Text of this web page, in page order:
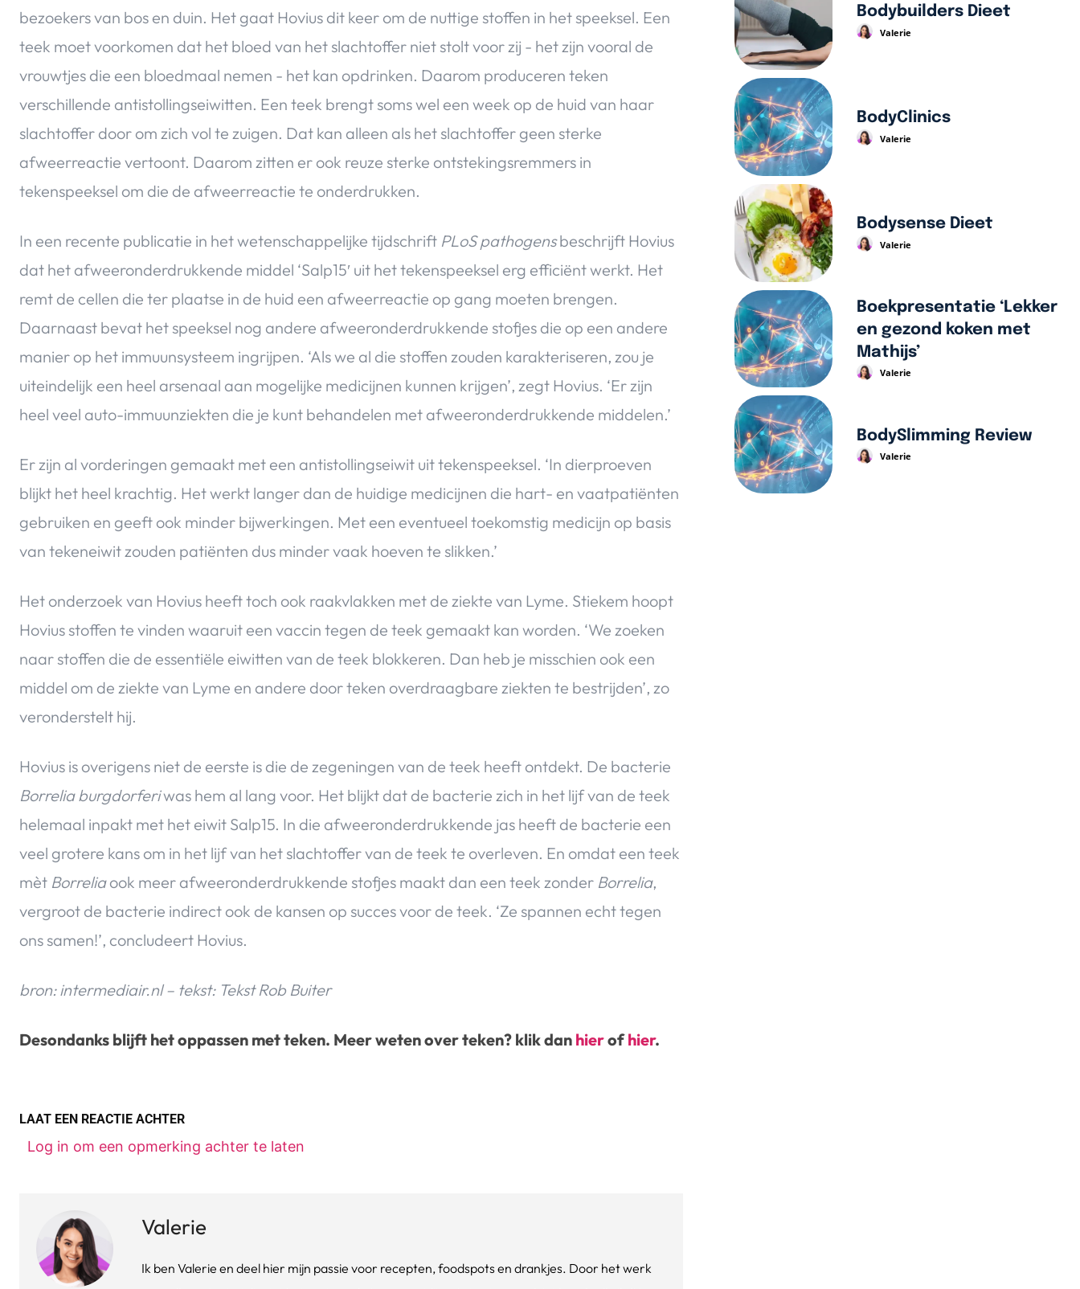
bezoekers van bos en duin. Het gaat Hovius dit keer om de nuttige stoffen in het speeksel. Een
teek moet voorkomen dat het bloed van het slachtoffer niet stolt voor zij -­ het zijn vooral de
vrouwtjes die een bloedmaal nemen ­- het kan opdrinken. Daarom produceren teken
verschillende antistollingseiwitten. Een teek brengt soms wel een week op de huid van haar
slachtoffer door om zich vol te zuigen. Dat kan alleen als het slachtoffer geen sterke
afweerreactie vertoont. Daarom zitten er ook reuze sterke ontstekingsremmers in
tekenspeeksel om die de afweerreactie te onderdrukken.
In een recente publicatie in het wetenschappelijke tijdschrift PLoS pathogensbeschrijft Hovius
dat het afweeronderdrukkende middel ‘Salp15′ uit het tekenspeeksel erg efficiënt werkt. Het
remt de cellen die ter plaatse in de huid een afweerreactie op gang moeten brengen.
Daarnaast bevat het speeksel nog andere afweeronderdrukkende stofjes die op een andere
manier op het immuunsysteem ingrijpen. ‘Als we al die stoffen zouden karakteriseren, zou je
uiteindelijk een heel arsenaal aan mogelijke medicijnen kunnen krijgen’, zegt Hovius. ‘Er zijn
heel veel auto-immuunziekten die je kunt behandelen met afweeronderdrukkende middelen.’
Er zijn al vorderingen gemaakt met een antistollingseiwit uit tekenspeeksel. ‘In dierproeven
blijkt het heel krachtig. Het werkt langer dan de huidige medicijnen die hart- en vaatpatiënten
gebruiken en geeft ook minder bijwerkingen. Met een eventueel toekomstig medicijn op basis
van tekeneiwit zouden patiënten dus minder vaak hoeven te slikken.’
Het onderzoek van Hovius heeft toch ook raakvlakken met de ziekte van Lyme. Stiekem hoopt
Hovius stoffen te vinden waaruit een vaccin tegen de teek gemaakt kan worden. ‘We zoeken
naar stoffen die de essentiële eiwitten van de teek blokkeren. Dan heb je misschien ook een
middel om de ziekte van Lyme en andere door teken overdraagbare ziekten te bestrijden’, zo
veronderstelt hij.
Hovius is overigens niet de eerste is die de zegeningen van de teek heeft ontdekt. De bacterie
Borrelia burgdorferiwas hem al lang voor. Het blijkt dat de bacterie zich in het lijf van de teek
helemaal inpakt met het eiwit Salp15. In die afweeronderdrukkende jas heeft de bacterie een
veel grotere kans om in het lijf van het slachtoffer van de teek te overleven. En omdat een teek
mèt Borreliaook meer afweeronderdrukkende stofjes maakt dan een teek zonder Borrelia,
vergroot de bacterie indirect ook de kansen op succes voor de teek. ‘Ze spannen echt tegen
ons samen!’, concludeert Hovius.
bron: intermediair.nl – tekst: Tekst Rob Buiter
Desondanks blijft het oppassen met teken. Meer weten over teken? klik dan hierofhier.
LAAT EEN REACTIE ACHTER
Log in om een opmerking achter te laten
Valerie
Ik ben Valerie en deel hier mijn passie voor recepten, foodspots en drankjes. Door het werk
Bodybuilders Dieet
Valerie
BodyClinics
Valerie
Bodysense Dieet
Valerie
Boekpresentatie ‘Lekker
en gezond koken met
Mathijs’
Valerie
BodySlimming Review
Valerie